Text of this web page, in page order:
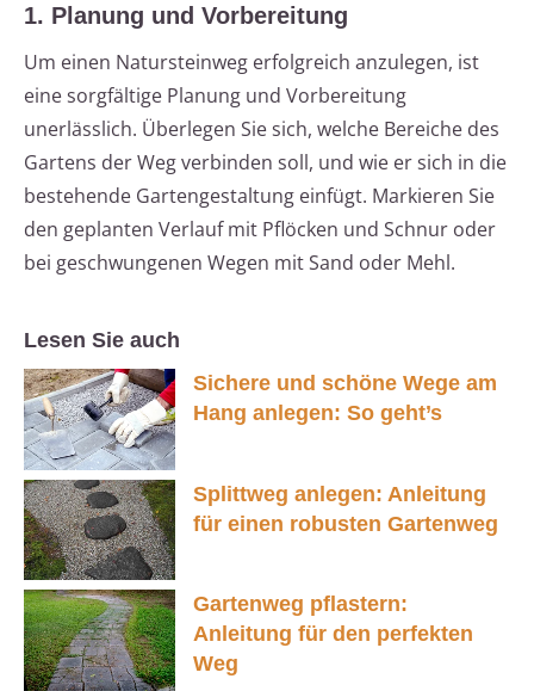
1. Planung und Vorbereitung
Um einen Natursteinweg erfolgreich anzulegen, ist
eine sorgfältige Planung und Vorbereitung
unerlässlich. Überlegen Sie sich, welche Bereiche des
Gartens der Weg verbinden soll, und wie er sich in die
bestehende Gartengestaltung einfügt. Markieren Sie
den geplanten Verlauf mit Pflöcken und Schnur oder
bei geschwungenen Wegen mit Sand oder Mehl.
Lesen Sie auch
Sichere und schöne Wege am
Hang anlegen: So geht’s
Splittweg anlegen: Anleitung
für einen robusten Gartenweg
Gartenweg pflastern:
Anleitung für den perfekten
Weg